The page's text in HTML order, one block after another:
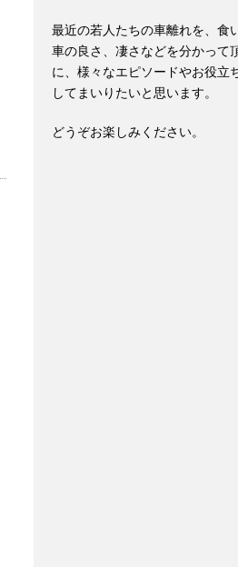
最近の若人たちの車離れを、食
車の良さ、凄さなどを分かって
に、様々なエピソードやお役立
してまいりたいと思います。
どうぞお楽しみください。